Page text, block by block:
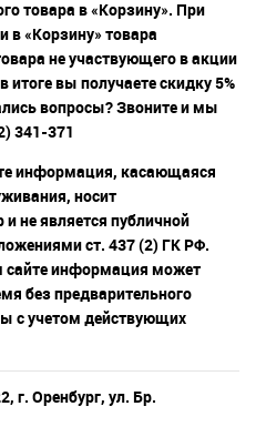
товара в «Корзину». При
в «Корзину» товара
не участвующего в акции
вы получаете скидку 5%
вопросы? Звоните и мы
341-371
информация, касающаяся
носит
не является публичной
ст. 437 (2) ГК РФ.
сайте информация может
без предварительного
с учетом действующих
г. Оренбург, ул. Бр.